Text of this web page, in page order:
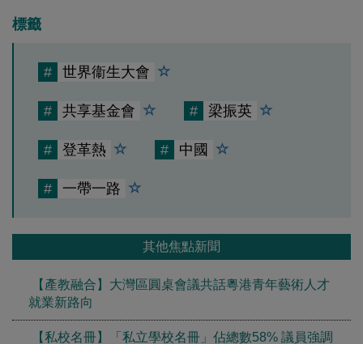
標籤
# 世界衞生大會
# 共享基金會 # 梁振英
# 登革熱 # 中國
# 一帶一路
其他焦點新聞
【產教融合】大灣區圓桌會議共話粵港青年藝術人才
就業新路向
【私校名冊】「私立學校名冊」佔總數58% 議員強調